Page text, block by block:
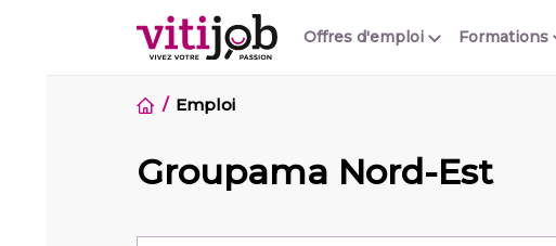
Offres d'emploi Formations
Emploi
Groupama Nord-Est